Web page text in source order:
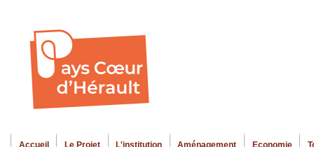
Accueil Le Projet L'institution Aménagement Economie